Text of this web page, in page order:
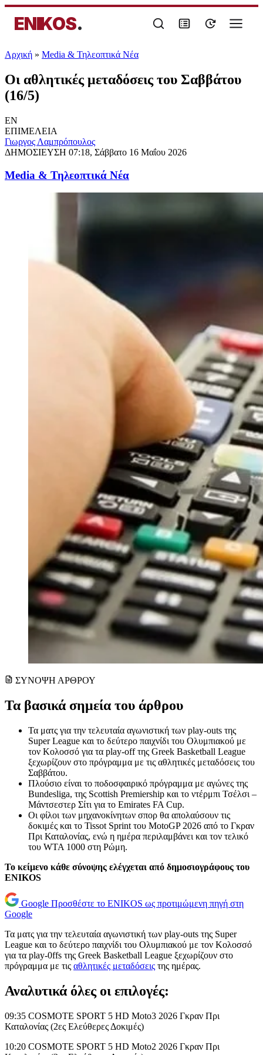
ENIKOS.
Αρχική » Media & Τηλεοπτικά Νέα
Οι αθλητικές μεταδόσεις του Σαββάτου
(16/5)
EN
ΕΠΙΜΕΛΕΙΑ
Γιωργος Λαμπρόπουλος
ΔΗΜΟΣΙΕΥΣΗ 07:18, Σάββατο 16 Μαΐου 2026
Media & Τηλεοπτικά Νέα
ΣΥΝΟΨΗ ΑΡΘΡΟΥ
Τα βασικά σημεία του άρθρου
Τα ματς για την τελευταία αγωνιστική των play-outs της
Super League και το δεύτερο παιχνίδι του Ολυμπιακού με
τον Κολοσσό για τα play-off της Greek Basketball League
ξεχωρίζουν στο πρόγραμμα με τις αθλητικές μεταδόσεις του
Σαββάτου.
Πλούσιο είναι το ποδοσφαιρικό πρόγραμμα με αγώνες της
Bundesliga, της Scottish Premiership και το ντέρμπι Τσέλσι –
Μάντσεστερ Σίτι για το Emirates FA Cup.
Οι φίλοι των μηχανοκίνητων σπορ θα απολαύσουν τις
δοκιμές και το Tissot Sprint του MotoGP 2026 από το Γκραν
Πρι Καταλονίας, ενώ η ημέρα περιλαμβάνει και τον τελικό
του WTA 1000 στη Ρώμη.
Το κείμενο κάθε σύνοψης ελέγχεται από δημοσιογράφους του
ENIKOS
Google Προσθέστε το ENIKOS ως προτιμώμενη πηγή στη
Google
Τα ματς για την τελευταία αγωνιστική των play-outs της Super
League και το δεύτερο παιχνίδι του Ολυμπιακού με τον Κολοσσό
για τα play-0ffs της Greek Basketball League ξεχωρίζουν στο
πρόγραμμα με τις αθλητικές μεταδόσεις της ημέρας.
Αναλυτικά όλες οι επιλογές:
09:35 COSMOTE SPORT 5 HD Moto3 2026 Γκραν Πρι
Καταλονίας (2ες Ελεύθερες Δοκιμές)
10:20 COSMOTE SPORT 5 HD Moto2 2026 Γκραν Πρι